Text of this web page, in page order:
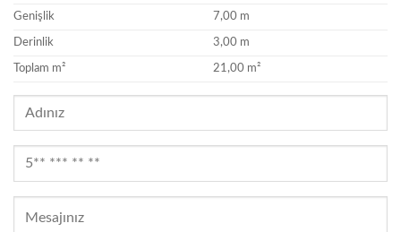
Genişlik 7,00 m
Derinlik 3,00 m
Toplam m² 21,00 m²